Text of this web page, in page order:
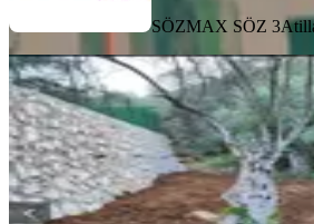
SÖZMAX SÖZ 3
TAKASLI
Sahibinden
Zeytinlik Torbalı
İzmir, Torbalı
2353 m²· 892/m²·